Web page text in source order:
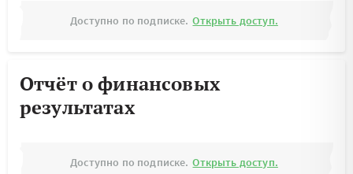
Доступно по подписке. Открыть доступ.
Отчёт о финансовых
результатах
Доступно по подписке. Открыть доступ.